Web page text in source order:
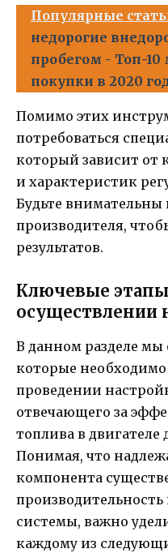
Популярные
недорогие
пробегом - Топ-10
покупки в 2020
Помимо этих
потребоваться
который зависит от
и характеристик
Будьте внимательны
производителя,
результатов.
Ключевые
осуществлении
В данном разделе
которые
проведении
отвечающего за
топлива в двигателе
Понимая, что
компонента
системы, важно
каждому из